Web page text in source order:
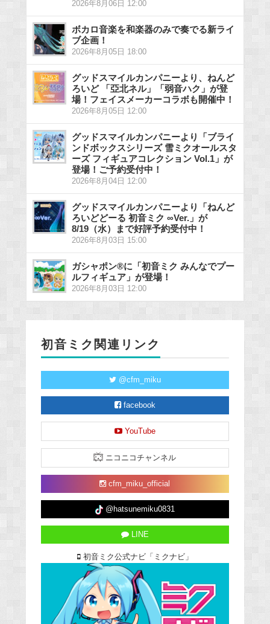
2026年8月06日 12:00
ボカロ音楽を和楽器のみで奏でる新ライ
ブ企画！
2026年8月05日 18:00
グッドスマイルカンパニーより、ねんど
ろいど 「亞北ネル」「弱音ハク」が登
場！フェイスメーカーコラボも開催中！
2026年8月05日 12:00
グッドスマイルカンパニーより「ブライ
ンドボックスシリーズ 雪ミクオールスタ
ーズ フィギュアコレクション Vol.1」が
登場！ご予約受付中！
2026年8月04日 12:00
グッドスマイルカンパニーより「ねんど
ろいどどーる 初音ミク ∞Ver.」が
8/19（水）まで好評予約受付中！
2026年8月03日 15:00
ガシャポン®に「初音ミク みんなでプー
ルフィギュア」が登場！
2026年8月03日 12:00
初音ミク関連リンク
@cfm_miku
facebook
YouTube
ニコニコチャンネル
cfm_miku_official
@hatsunemiku0831
LINE
初音ミク公式ナビ「ミクナビ」